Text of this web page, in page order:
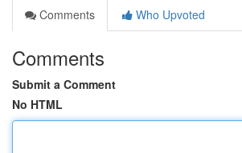
Comments
Who Upvoted
Comments
Submit a Comment
No HTML